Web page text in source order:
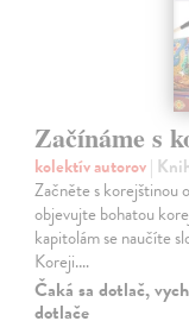
Začínáme s
kolektív autorov|
Začněte s korejštinou
objevujte bohatou
kapitolám se naučíte
Koreji.…
Čaká sa dotlač,
dotlače